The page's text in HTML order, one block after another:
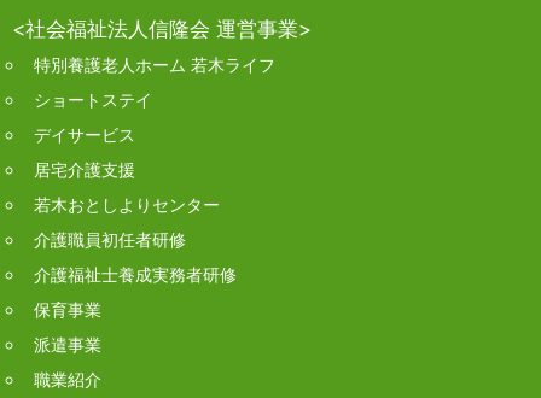
<社会福祉法人信隆会 運営事業>
特別養護老人ホーム 若木ライフ
ショートステイ
デイサービス
居宅介護支援
若木おとしよりセンター
介護職員初任者研修
介護福祉士養成実務者研修
保育事業
派遣事業
職業紹介